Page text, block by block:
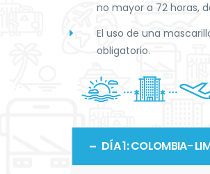
no mayor a 72 horas,
El uso de una
obligatorio.
DÍA 1: COLOMBIA-